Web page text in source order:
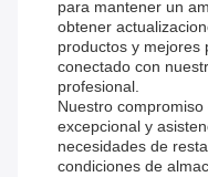
para mantener un
obtener
productos y mejores
conectado con
profesional.
Nuestro
excepcional y
necesidades de
condiciones de